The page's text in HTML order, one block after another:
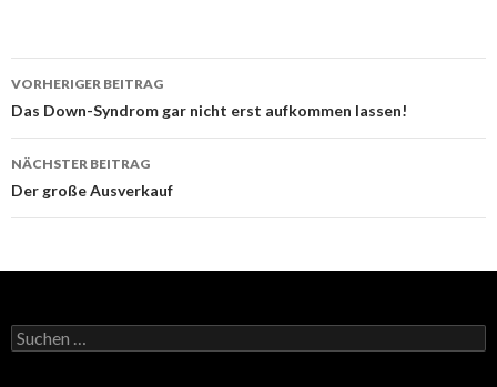
Beitrags-
Navigation
VORHERIGER BEITRAG
Das Down-Syndrom gar nicht erst aufkommen lassen!
NÄCHSTER BEITRAG
Der große Ausverkauf
Suchen
nach: